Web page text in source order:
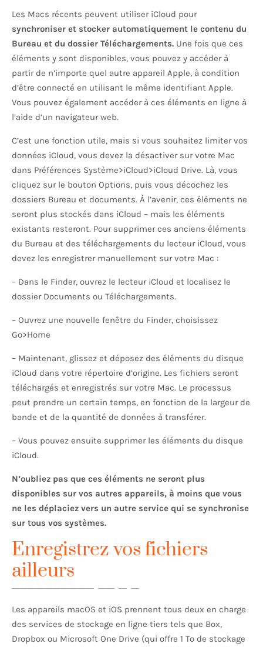
Les Macs récents peuvent utiliser iCloud pour
synchroniser et stocker automatiquement le contenu du
Bureau et du dossier Téléchargements. Une fois que ces
éléments y sont disponibles, vous pouvez y accéder à
partir de n’importe quel autre appareil Apple, à condition
d’être connecté en utilisant le même identifiant Apple.
Vous pouvez également accéder à ces éléments en ligne à
l’aide d’un navigateur web.
C’est une fonction utile, mais si vous souhaitez limiter vos
données iCloud, vous devez la désactiver sur votre Mac
dans Préférences Système>iCloud>iCloud Drive. Là, vous
cliquez sur le bouton Options, puis vous décochez les
dossiers Bureau et documents. À l’avenir, ces éléments ne
seront plus stockés dans iCloud – mais les éléments
existants resteront. Pour supprimer ces anciens éléments
du Bureau et des téléchargements du lecteur iCloud, vous
devez les enregistrer manuellement sur votre Mac :
– Dans le Finder, ouvrez le lecteur iCloud et localisez le
dossier Documents ou Téléchargements.
– Ouvrez une nouvelle fenêtre du Finder, choisissez
Go>Home
– Maintenant, glissez et déposez des éléments du disque
iCloud dans votre répertoire d’origine. Les fichiers seront
téléchargés et enregistrés sur votre Mac. Le processus
peut prendre un certain temps, en fonction de la largeur de
bande et de la quantité de données à transférer.
– Vous pouvez ensuite supprimer les éléments du disque
iCloud.
N’oubliez pas que ces éléments ne seront plus
disponibles sur vos autres appareils, à moins que vous
ne les déplaciez vers un autre service qui se synchronise
sur tous vos systèmes.
Enregistrez vos fichiers
ailleurs
Les appareils macOS et iOS prennent tous deux en charge
des services de stockage en ligne tiers tels que Box,
Dropbox ou Microsoft One Drive (qui offre 1 To de stockage